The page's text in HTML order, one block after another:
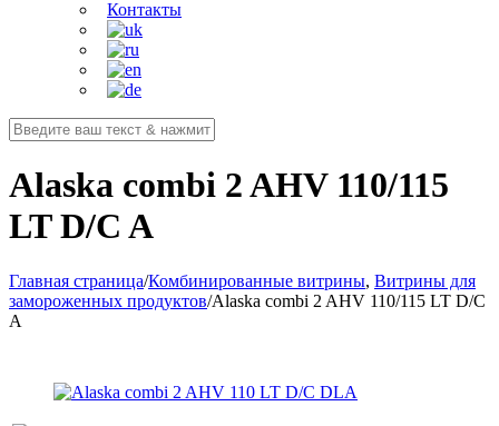
Контакты
Alaska combi 2 AHV 110/115
LT D/C A
Главная страница/Комбинированные витрины, Витрины для
замороженных продуктов/Alaska combi 2 AHV 110/115 LT D/C
A